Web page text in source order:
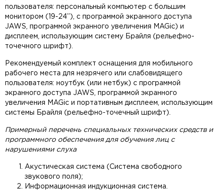
пользователя: персональный компьютер с большим
монитором (19-24”), с программой экранного доступа
JAWS, программой экранного увеличения MAGic) и
дисплеем, использующим систему Брайля (рельефно-
точечного шрифт).
Рекомендуемый комплект оснащения для мобильного
рабочего места для незрячего или слабовидящего
пользователя: ноутбук (или нетбук) с программой
экранного доступа JAWS, программой экранного
увеличения MAGic и портативным дисплеем, использующим
системы Брайля (рельефно-точечный шрифт).
Примерный перечень специальных технических средств и
программного обеспечения для обучения лиц с
нарушениями слуха
Акустическая система (Система свободного
звукового поля);
Информационная индукционная система.